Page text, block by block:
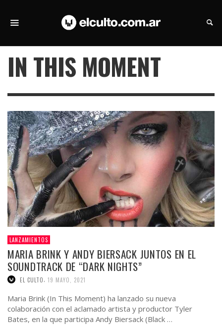
IN THIS MOMENT
LANZAMIENTOS
MARIA BRINK Y ANDY BIERSACK JUNTOS EN EL
SOUNDTRACK DE “DARK NIGHTS”
EL CULTO 19 MAYO, 2021
Maria Brink (In This Moment) ha lanzado su nueva
colaboración con el aclamado artista y productor Tyler
Bates, en la que participa Andy Biersack (Black …